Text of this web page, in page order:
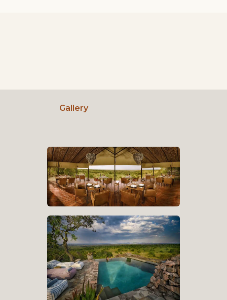
Gallery